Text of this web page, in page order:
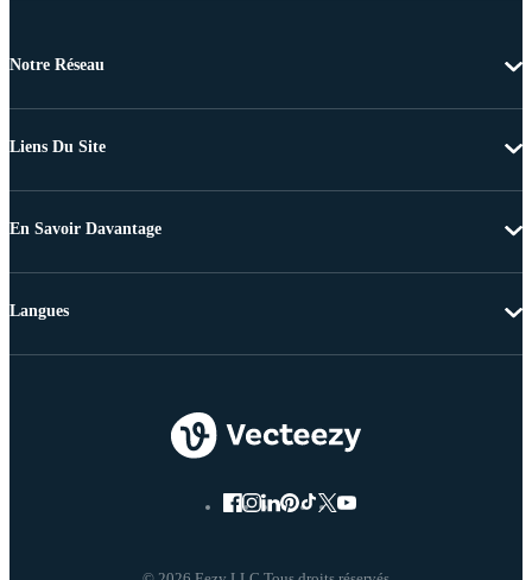
Notre Réseau
Liens Du Site
En Savoir Davantage
Langues